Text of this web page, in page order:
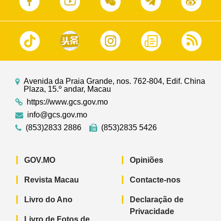
Avenida da Praia Grande, nos. 762-804, Edif. China
Plaza, 15.º andar, Macau
https://www.gcs.gov.mo
info@gcs.gov.mo
(853)2833 2886
(853)2835 5426
GOV.MO
Revista Macau
Livro do Ano
Livro de Fotos de
Opiniões
Contacte-nos
Declaração de
Privacidade